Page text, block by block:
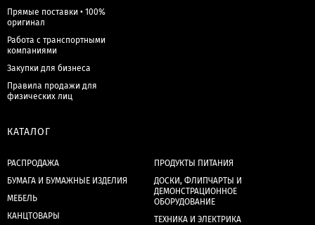
Прямые поставки • 100%
оригинал
Работа с транспортными
компаниями
Закупки для бизнеса
Правила продажи для
физических лиц
КАТАЛОГ
РАСПРОДАЖА
БУМАГА И БУМАЖНЫЕ ИЗДЕЛИЯ
МЕБЕЛЬ
КАНЦТОВАРЫ
ПРОДУКТЫ ПИТАНИЯ
ДОСКИ, ФЛИПЧАРТЫ И
ДЕМОНСТРАЦИОННОЕ
ОБОРУДОВАНИЕ
ТЕХНИКА И ЭЛЕКТРИКА